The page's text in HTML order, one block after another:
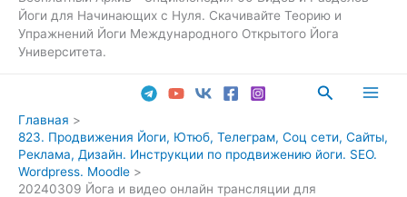
Йоги для Начинающих с Нуля. Скачивайте Теорию и
Упражнений Йоги Международного Открытого Йога
Университета.
Поиск
Главная
823. Продвижения Йоги, Ютюб, Телеграм, Соц сети, Сайты,
Реклама, Дизайн. Инструкции по продвижению йоги. SEO.
Wordpress. Moodle
20240309 Йога и видео онлайн трансляции для